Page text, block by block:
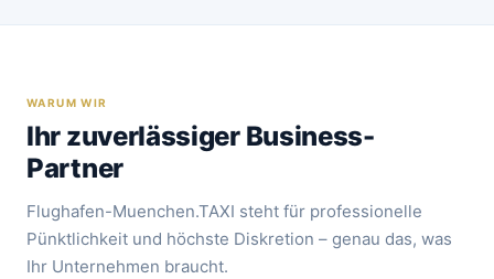
WARUM WIR
Ihr zuverlässiger Business-
Partner
Flughafen-Muenchen.TAXI steht für professionelle
Pünktlichkeit und höchste Diskretion – genau das, was
Ihr Unternehmen braucht.